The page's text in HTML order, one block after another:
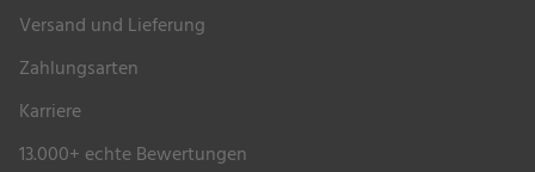
Versand und Lieferung
Zahlungsarten
Karriere
13.000+ echte Bewertungen